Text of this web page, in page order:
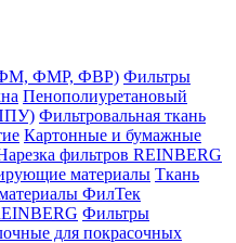
(ФМ, ФМР, ФВР) Фильтры
Пенополиуретановый
Фильтровальная ткань
Картонные и бумажные
фильтров REINBERG
материалы Ткань
ФилТек
Фильтры
для покрасочных